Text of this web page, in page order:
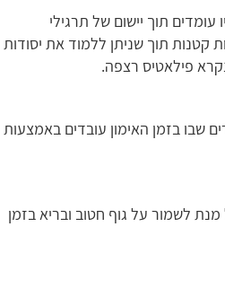
תוך יישום של תרגילי
קטנות תוך שניתן ללמוד את יסודות
פילאטיס רצפה.
שבו בזמן האימון עובדים באמצעות
מנת לשמור על גוף חטוב ובריא בזמן